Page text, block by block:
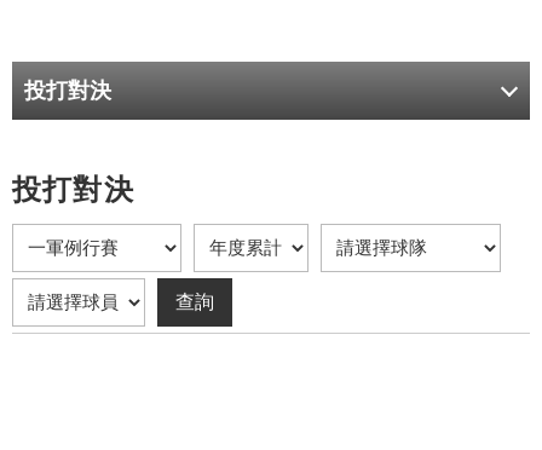
投打對決
投打對決